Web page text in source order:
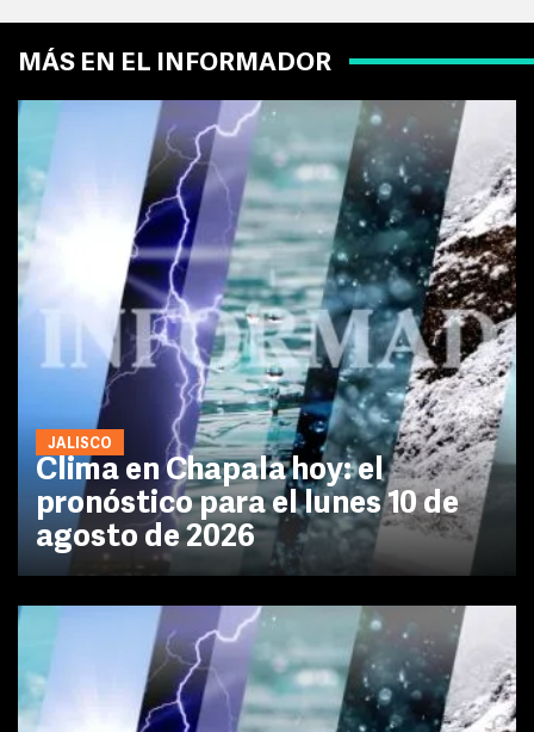
MÁS EN EL INFORMADOR
JALISCO
Clima en Chapala hoy: el
pronóstico para el lunes 10 de
agosto de 2026